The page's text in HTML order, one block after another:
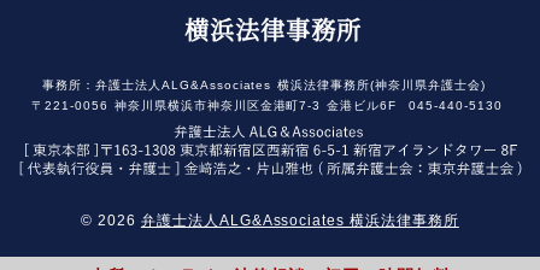
横浜法律事務所
事務所：弁護士法人ALG&Associates 横浜法律事務所(神奈川県弁護士会)
〒221-0056
神奈川県横浜市神奈川区金港町7-3 金港ビル6F 045-440-5130
© 2026 弁護士法人ALG&Associates 横浜法律事務所